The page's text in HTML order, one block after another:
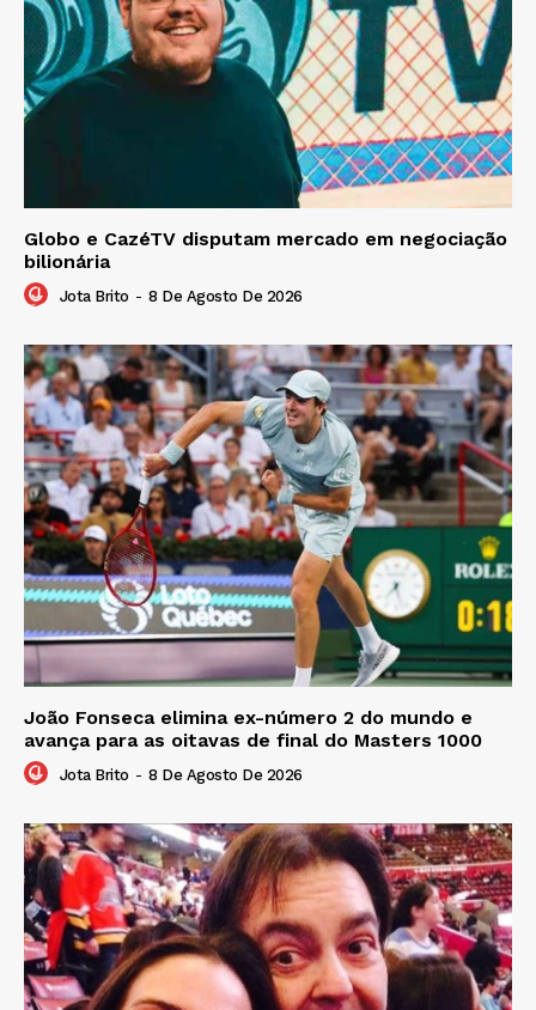
Globo e CazéTV disputam mercado em negociação
bilionária
Jota Brito - 8 De Agosto De 2026
João Fonseca elimina ex-número 2 do mundo e
avança para as oitavas de final do Masters 1000
Jota Brito - 8 De Agosto De 2026